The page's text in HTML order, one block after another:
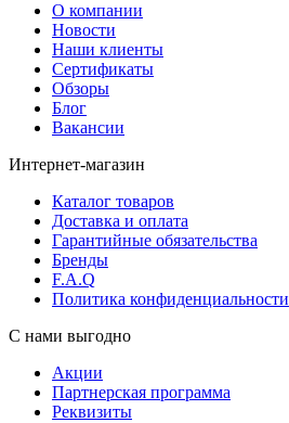
О компании
Новости
Наши клиенты
Сертификаты
Обзоры
Блог
Вакансии
Интернет-магазин
Каталог товаров
Доставка и оплата
Гарантийные обязательства
Бренды
F.A.Q
Политика конфиденциальности
С нами выгодно
Акции
Партнерская программа
Реквизиты